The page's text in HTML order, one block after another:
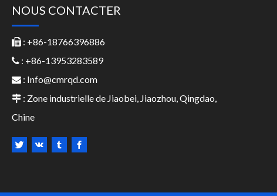
NOUS CONTACTER
 : +86-18766396886
 : +86-13953283589
 : Info@cmrqd.com
 : Zone industrielle de Jiaobei, Jiaozhou, Qingdao,
Chine